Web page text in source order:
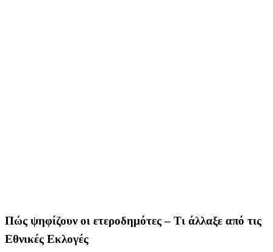
Πώς ψηφίζουν οι ετεροδημότες – Τι άλλαξε από τις
Εθνικές Εκλογές